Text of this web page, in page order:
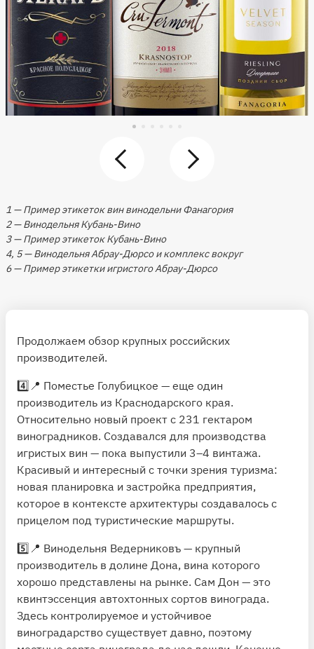
1 — Пример этикеток вин винодельни Фанагория
2 — Винодельня Кубань-Вино
3 — Пример этикеток Кубань-Вино
4, 5 — Винодельня Абрау-Дюрсо и комплекс вокруг
6 — Пример этикетки игристого Абрау-Дюрсо
Продолжаем обзор крупных российских
производителей.
4️⃣📍 Поместье Голубицкое — еще один
производитель из Краснодарского края.
Относительно новый проект с 231 гектаром
виноградников. Создавался для производства
игристых вин — пока выпустили 3–4 винтажа.
Красивый и интересный с точки зрения туризма:
новая планировка и застройка предприятия,
которое в контексте архитектуры создавалось с
прицелом под туристические маршруты.
5️⃣📍 Винодельня Ведерниковъ — крупный
производитель в долине Дона, вина которого
хорошо представлены на рынке. Сам Дон — это
квинтэссенция автохтонных сортов винограда.
Здесь контролируемое и устойчивое
виноградарство существует давно, поэтому